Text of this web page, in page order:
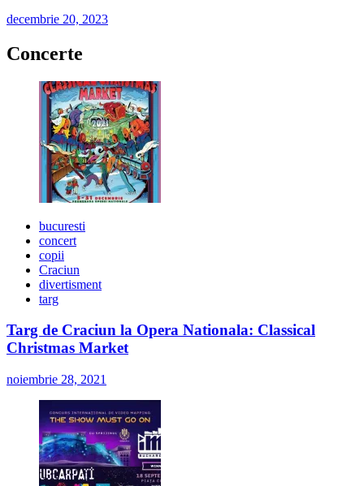
decembrie 20, 2023
Concerte
bucuresti
concert
copii
Craciun
divertisment
targ
Targ de Craciun la Opera Nationala: Classical
Christmas Market
noiembrie 28, 2021